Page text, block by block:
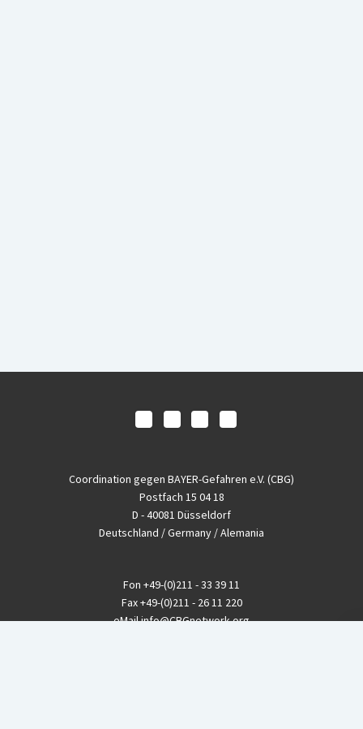
Coordination gegen BAYER-Gefahren e.V. (CBG)
Postfach 15 04 18
D - 40081 Düsseldorf
Deutschland / Germany / Alemania
Fon +49-(0)211 - 33 39 11
Fax+49-(0)211 - 26 11 220
eMailinfo@CBGnetwork.org